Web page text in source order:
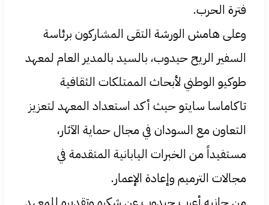
فترة الحرب.
وعلى هامش الورشة التقى المشاركون برئاسة
السفير الريح حيدوب، بالسيد بالمدير العام لمعهد
طوكيو الوطني لأبحاث الممتلكات الثقافية
تاكاماسا سايتو حيث أكد استعداد المعهد لتعزيز
التعاون مع السودان في مجال حماية الآثار،
مستفيداً من الخبرات اليابانية المتقدمة في
مجالات الترميم وإعادة الإعمار.